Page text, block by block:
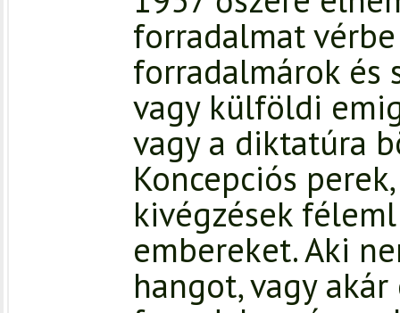
forradalmat
forradalmárok és
vagy külföldi
vagy a diktatúra
Koncepciós
kivégzések
embereket. Aki
hangot, vagy